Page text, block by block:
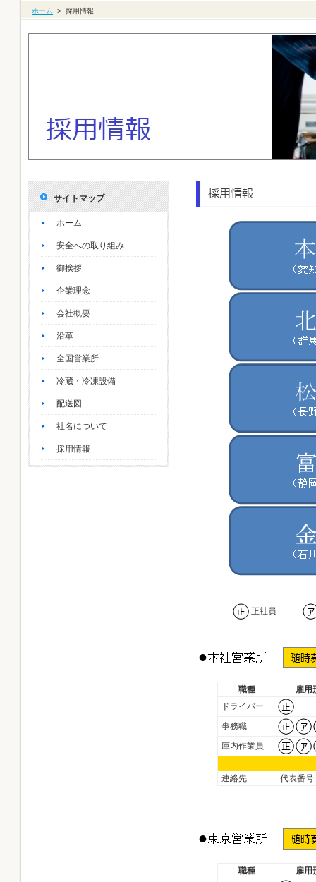
ホーム > 採用情報
正社員
職種
雇用
ドライバー
事務職
庫内作業員
連絡先 代表番号
職種
雇用
サイトマップ
ホーム
安全への取り組み
御挨拶
企業理念
会社概要
沿革
全国営業所
冷蔵・冷凍設備
配送図
社名について
採用情報